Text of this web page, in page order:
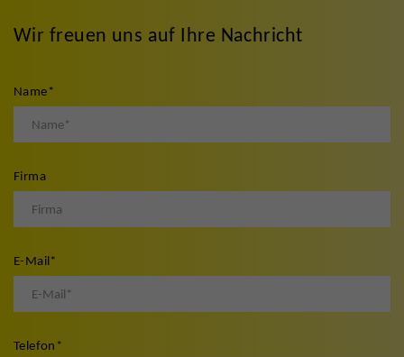
Wir freuen uns auf Ihre Nachricht
Name*
Firma
E-Mail*
Telefon *